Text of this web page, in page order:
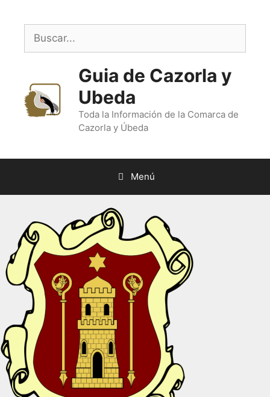
contenido
Buscar:
Guia de Cazorla y
Ubeda
Toda la Información de la Comarca de
Cazorla y Úbeda
Menú